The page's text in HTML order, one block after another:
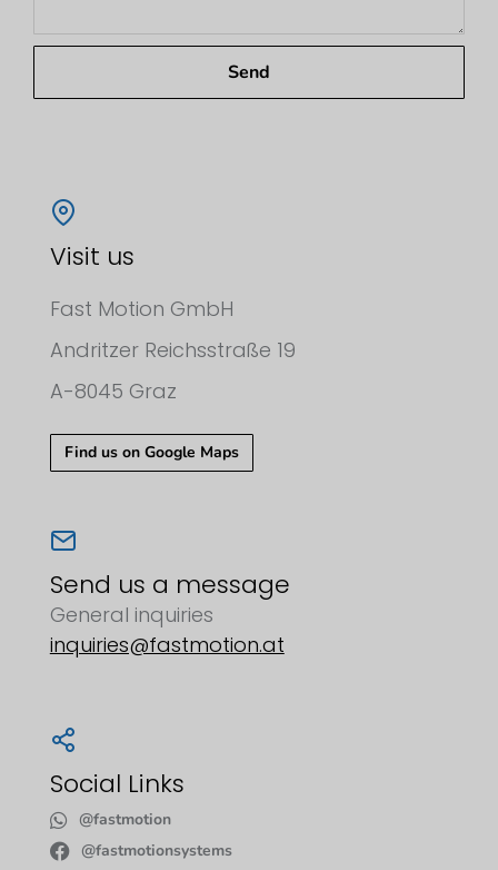
Send
Visit us
Fast Motion GmbH
Andritzer Reichsstraße 19
A-8045 Graz
Find us on Google Maps
Send us a message
General inquiries
inquiries@fastmotion.at
Social Links
@fastmotion
@fastmotionsystems